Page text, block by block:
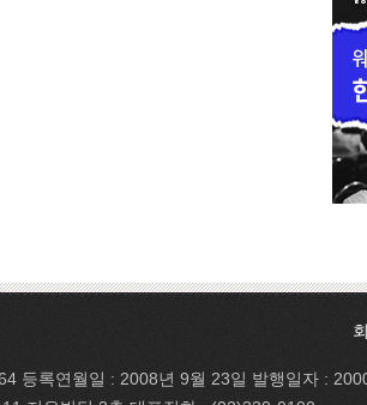
등록연월일 : 2008년 9월 23일 발행일자 :